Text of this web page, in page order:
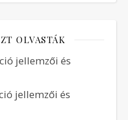
OLVASTÁK
jellemzői és
jellemzői és